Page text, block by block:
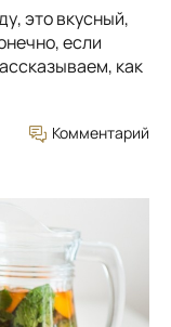
это вкусный,
если
как
Комментарий